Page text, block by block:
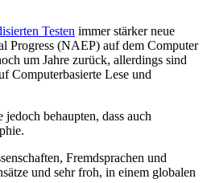
Testen immer stärker neue
Progress (NAEP) auf dem Computer
um Jahre zurück, allerdings sind
Computerbasierte Lese und
behaupten, dass auch
Fremdsprachen und
und sehr froh, in einem globalen